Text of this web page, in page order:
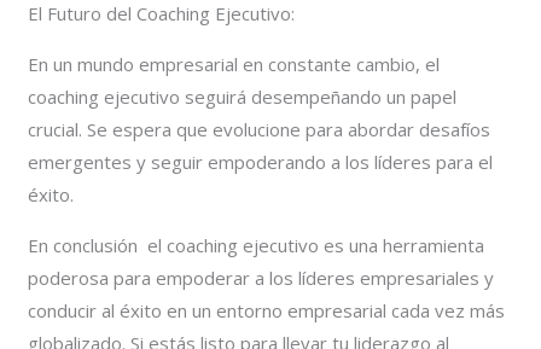
El Futuro del Coaching Ejecutivo:
En un mundo empresarial en constante cambio, el
coaching ejecutivo seguirá desempeñando un papel
crucial. Se espera que evolucione para abordar desafíos
emergentes y seguir empoderando a los líderes para el
éxito.
En conclusión el coaching ejecutivo es una herramienta
poderosa para empoderar a los líderes empresariales y
conducir al éxito en un entorno empresarial cada vez más
globalizado. Si estás listo para llevar tu liderazgo al